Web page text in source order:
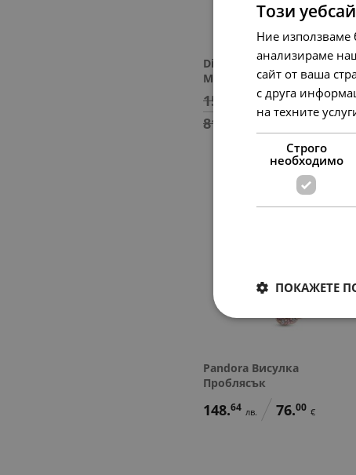
Disney x Pandora Висулка
Моят глас
158. 95.84
81. 00
Pandora Висулка
Проблясък
148.64 лв. 76.00 €
Този
Ние използваме
анализираме
сайт от ваша
с друга
на техните
Строго
необходимо
ПОКАЖЕТЕ